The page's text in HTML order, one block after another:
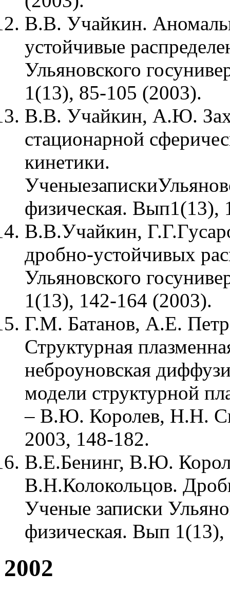
В.В. Учайкин.
устойчивые
Ульяновского
1(13), 85-105 (2003).
В.В. Учайкин, А.Ю.
стационарной
кинетики.
физическая. Вып1(13),
В.В.Учайкин,
дробно-устойчивых
Ульяновского
1(13), 142-164 (2003).
Г.М. Батанов, А.Е.
Структурная
неброуновская
модели структурной
– В.Ю. Королев, Н.Н.
2003, 148-182.
В.Е.Бенинг, В.Ю.
В.Н.Колокольцов.
Ученые записки
физическая. Вып
2002